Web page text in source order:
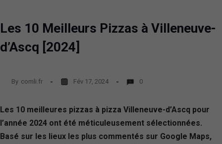
Les 10 Meilleurs Pizzas à Villeneuve-
d’Ascq [2024]
By comli.fr Fév 17, 2024 0
Les 10 meilleures pizzas à pizza Villeneuve-d’Ascq pour
l’année 2024 ont été méticuleusement sélectionnées.
Basé sur les lieux les plus commentés sur Google Maps,